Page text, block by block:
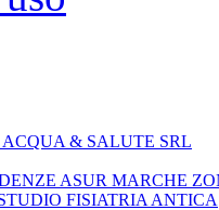
& SALUTE SRL
ASUR MARCHE
FISIATRIA ANTICA